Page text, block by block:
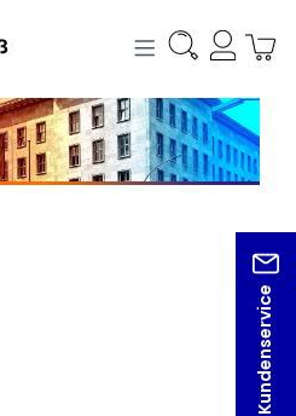
Kundenservice